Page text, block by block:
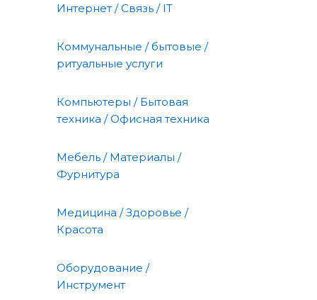
Интернет / Связь / IT
Коммунальные / бытовые /
ритуальные услуги
Компьютеры / Бытовая
техника / Офисная техника
Мебель / Материалы /
Фурнитура
Медицина / Здоровье /
Красота
Оборудование /
Инструмент